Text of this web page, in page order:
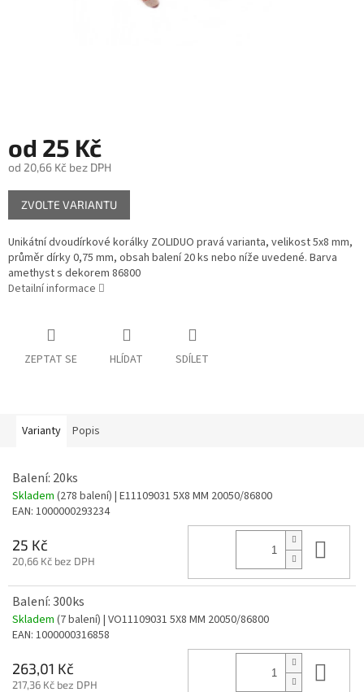
od 25 Kč
od 20,66 Kč bez DPH
Měrná
cena:
ZVOLTE VARIANTU
Unikátní dvoudírkové korálky ZOLIDUO pravá varianta, velikost 5x8 mm,
průměr dírky 0,75 mm, obsah balení 20 ks nebo níže uvedené. Barva
amethyst s dekorem 86800
Detailní informace
ZEPTAT SE HLÍDAT SDÍLET
Varianty Popis
Balení: 20ks
Skladem (278 balení) | E11109031 5X8 MM 20050/86800
EAN: 1000000293234
25 Kč
20,66 Kč bez DPH
Balení: 300ks
Skladem (7 balení) | VO11109031 5X8 MM 20050/86800
EAN: 1000000316858
263,01 Kč
217,36 Kč bez DPH